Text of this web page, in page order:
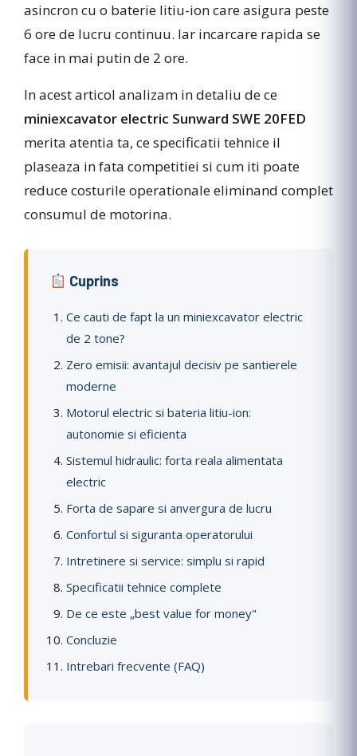
asincron cu o baterie litiu-ion care asigura peste
6 ore de lucru continuu. Iar incarcare rapida se
face in mai putin de 2 ore.
In acest articol analizam in detaliu de ce
miniexcavator electric Sunward SWE 20FED
merita atentia ta, ce specificatii tehnice il
plaseaza in fata competitiei si cum iti poate
reduce costurile operationale eliminand complet
consumul de motorina.
Cuprins
Ce cauti de fapt la un miniexcavator electric
de 2 tone?
Zero emisii: avantajul decisiv pe santierele
moderne
Motorul electric si bateria litiu-ion:
autonomie si eficienta
Sistemul hidraulic: forta reala alimentata
electric
Forta de sapare si anvergura de lucru
Confortul si siguranta operatorului
Intretinere si service: simplu si rapid
Specificatii tehnice complete
De ce este „best value for money"
Concluzie
Intrebari frecvente (FAQ)